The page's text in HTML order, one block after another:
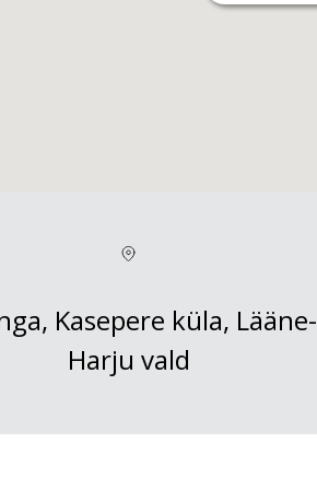
Kasepere küla, Lääne-
Harju vald